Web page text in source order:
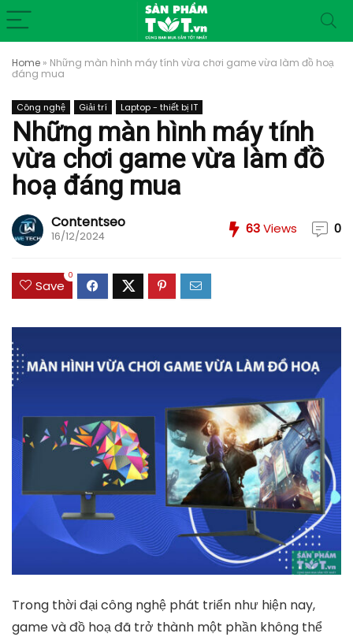
Home » Những màn hình máy tính vừa chơi game vừa làm đồ hoạ
đáng mua
Công nghệ Giải trí Laptop - thiết bị IT
Những màn hình máy tính
vừa chơi game vừa làm đồ
hoạ đáng mua
Contentseo
16/12/2024 63Views 0
Save
0
Trong thời đại công nghệ phát triển như hiện nay,
game và đồ hoạ đã trở thành một phần không thể